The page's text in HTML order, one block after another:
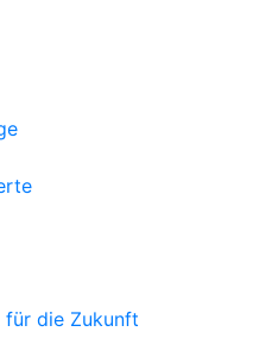
für die Zukunft